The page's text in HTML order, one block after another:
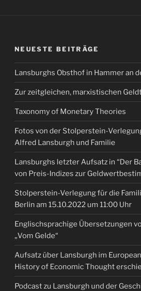
NEUESTE BEITRÄGE
Lansburghs Obsthof in Hammer an
Zur zeitgleichen, marxistischen
Taxonomy of Monetary Theories
Fotos von der Stolperstein-
Alfred Lansburgh und Familie
Lansburghs letzter Aufsatz in “Der
von Preis-Indizes zur
Stolperstein-Verlegung für die
Berlin am 15.10.2022 um 11:00 Uhr
Englischsprachige Übersetzungen
„Vom Gelde“
Aufsatz über Lansburgh im
History of Economic Thought
Podcast zu Lansburgh und der